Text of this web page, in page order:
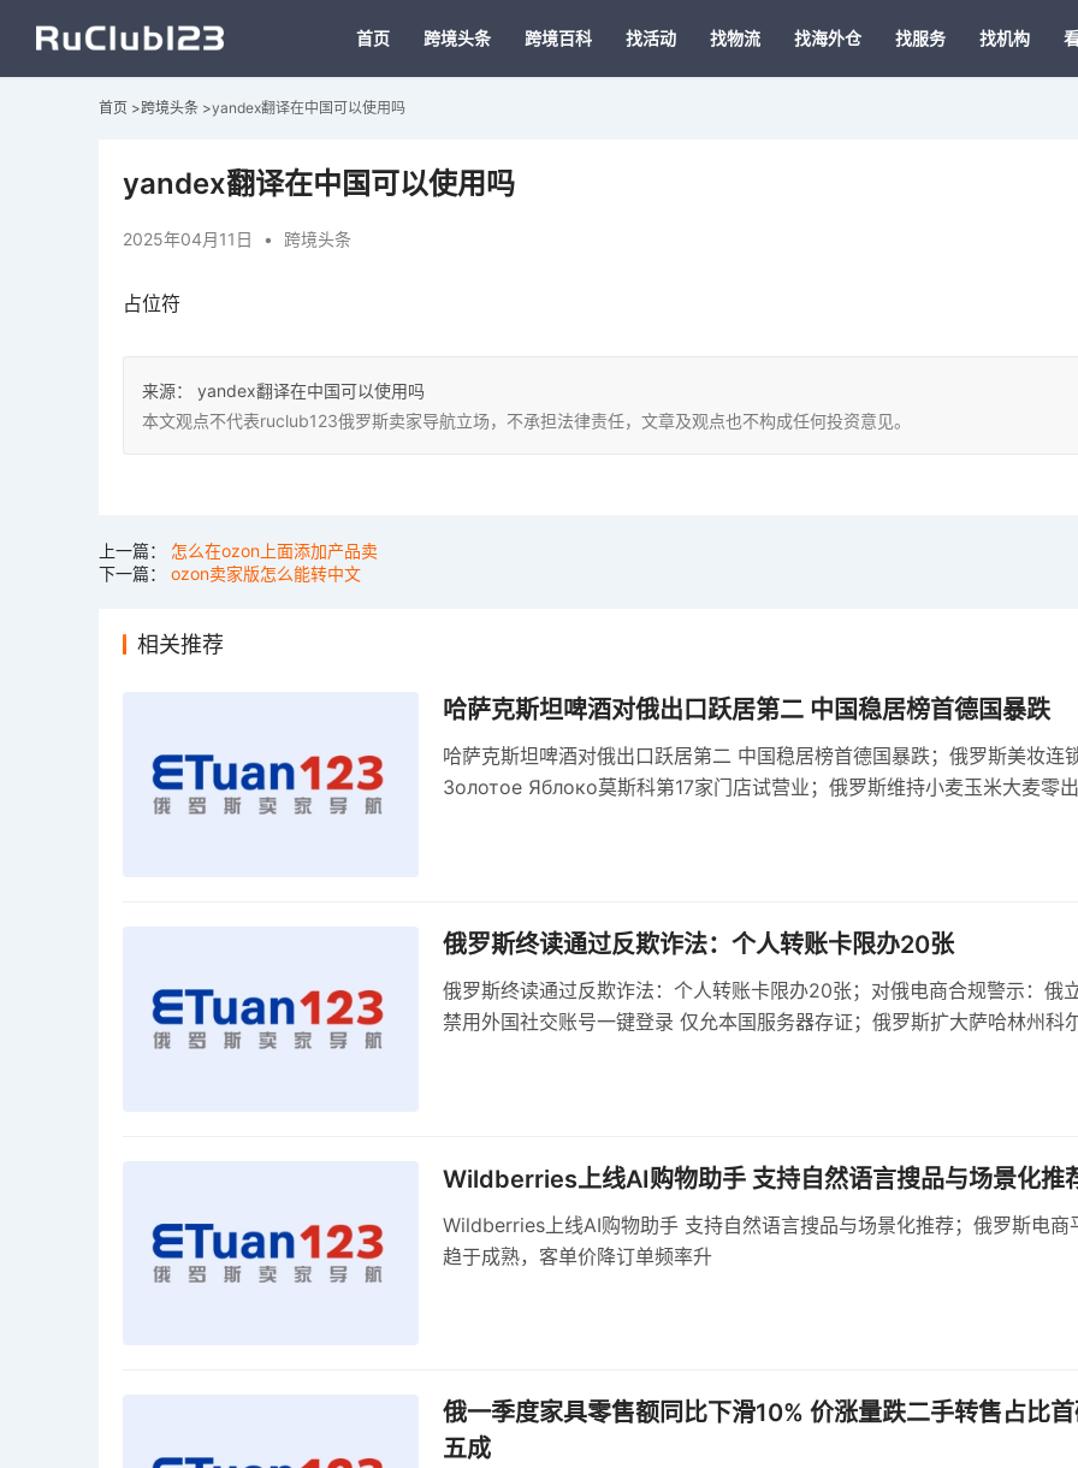
首页 跨境头条 跨境百科 找活动 找物流 找海外仓 找服务 找机构
首页 >跨境头条 >yandex翻译在中国可以使用吗
yandex翻译在中国可以使用吗
2025年04月11日 • 跨境头条
占位符
来源：
yandex翻译在中国可以使用吗
本文观点不代表ruclub123俄罗斯卖家导航立场，不承担法律责任，文章及观点也不构成任何投资意见。
上一篇： 怎么在ozon上面添加产品卖
下一篇： ozon卖家版怎么能转中文
相关推荐
哈萨克斯坦啤酒对俄出口跃居第二 中国稳居榜首德国暴跌
哈萨克斯坦啤酒对俄出口跃居第二 中国稳居榜首德国暴跌；俄罗斯美妆连
Золотое Яблоко莫斯科第17家门店试营业；俄罗斯维持小麦玉米大麦零
俄罗斯终读通过反欺诈法：个人转账卡限办20张
俄罗斯终读通过反欺诈法：个人转账卡限办20张；对俄电商合规警示：俄
禁用外国社交账号一键登录 仅允本国服务器存证；俄罗斯扩大萨哈林州科
Wildberries上线AI购物助手 支持自然语言搜品与场景化推
Wildberries上线AI购物助手 支持自然语言搜品与场景化推荐；俄罗斯电商
趋于成熟，客单价降订单频率升
俄一季度家具零售额同比下滑10% 价涨量跌二手转售占比
五成